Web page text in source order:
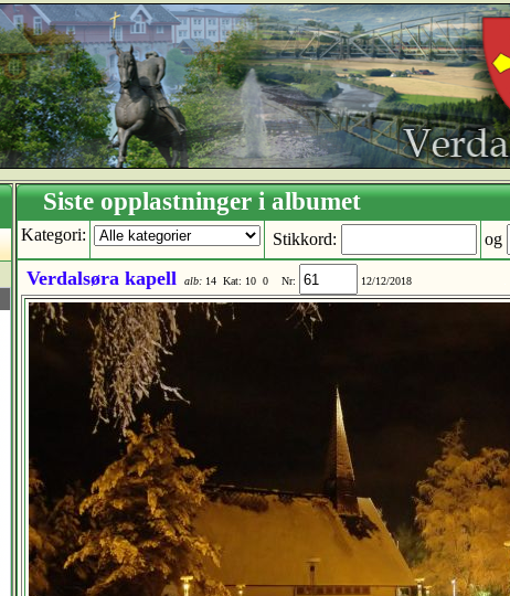
Siste opplastninger i albumet
Kategori: Stikkord: og
Verdalsøra kapell alb: 14 Kat: 10 0 Nr: 12/12/2018